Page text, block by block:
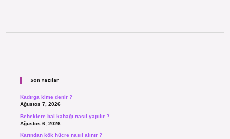
Son Yazılar
Kadırga kime denir ?
Ağustos 7, 2026
Bebeklere bal kabağı nasıl yapılır ?
Ağustos 6, 2026
Karından kök hücre nasıl alınır ?